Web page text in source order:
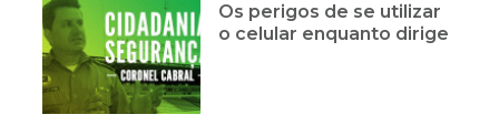
Os perigos de se utilizar
o celular enquanto dirige